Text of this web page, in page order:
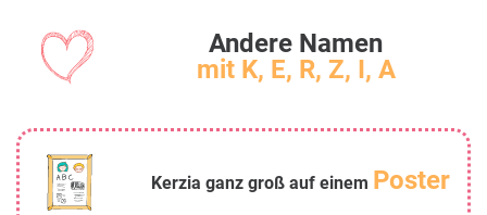
Andere Namen
mit K, E, R, Z, I, A
Kerzia ganz groß auf einem Poster